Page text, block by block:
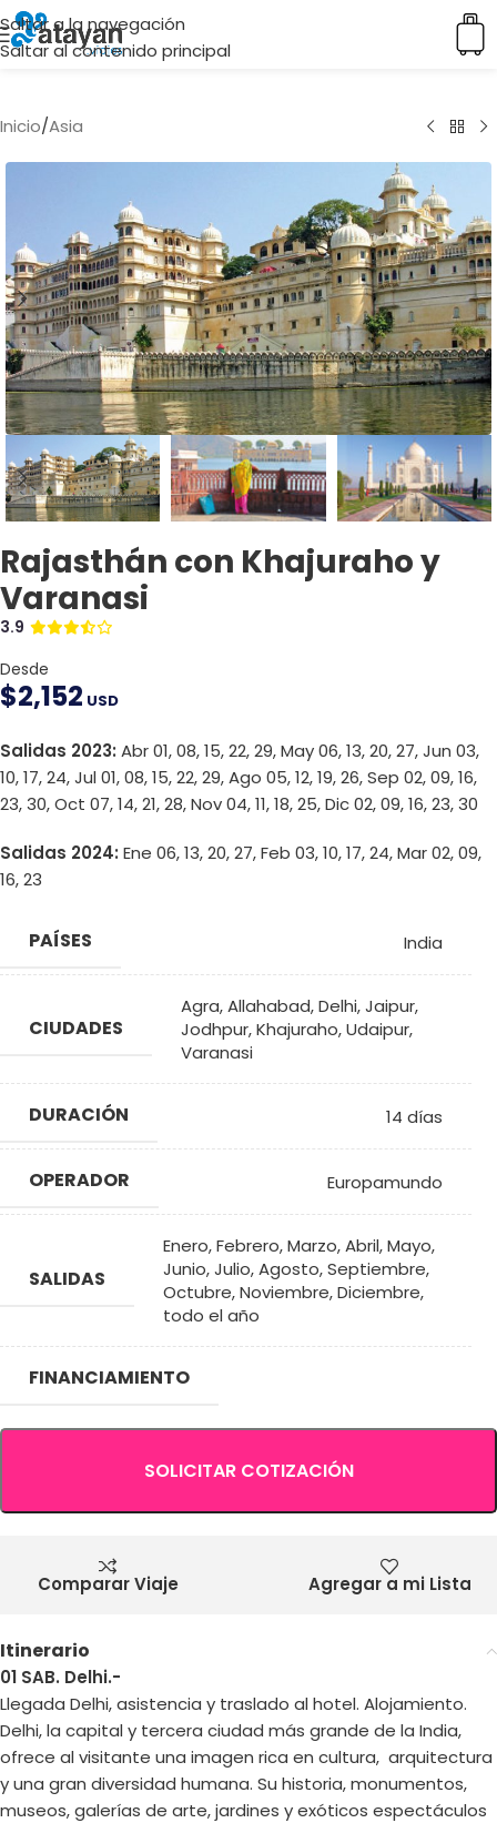
Saltar a la navegación
Saltar al contenido principal
Inicio/Asia
Rajasthán con Khajuraho y
Varanasi
3.9
Desde
$2,152 USD
Salidas 2023: Abr 01, 08, 15, 22, 29, May 06, 13, 20, 27, Jun 03,
10, 17, 24, Jul 01, 08, 15, 22, 29, Ago 05, 12, 19, 26, Sep 02, 09, 16,
23, 30, Oct 07, 14, 21, 28, Nov 04, 11, 18, 25, Dic 02, 09, 16, 23, 30
Salidas 2024: Ene 06, 13, 20, 27, Feb 03, 10, 17, 24, Mar 02, 09,
16, 23
PAÍSES India
CIUDADES
Agra,Allahabad,Delhi,Jaipur,
Jodhpur,Khajuraho,Udaipur,
Varanasi
DURACIÓN 14 días
OPERADOR Europamundo
SALIDAS
Enero,Febrero,Marzo,Abril,Mayo,
Junio,Julio,Agosto,Septiembre,
Octubre,Noviembre,Diciembre,
todo el año
FINANCIAMIENTO
SOLICITAR COTIZACIÓN
Comparar Viaje Agregar a mi Lista
Itinerario
01 SAB. Delhi.-
Llegada Delhi, asistencia y traslado al hotel. Alojamiento.
Delhi, la capital y tercera ciudad más grande de la India,
ofrece al visitante una imagen rica en cultura, arquitectura
y una gran diversidad humana. Su historia, monumentos,
museos, galerías de arte, jardines y exóticos espectáculos